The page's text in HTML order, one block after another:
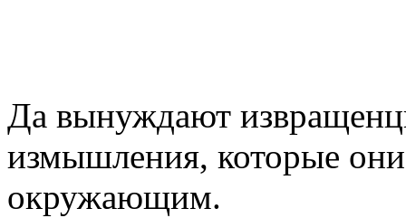
Да вынуждают
измышления, которые
окружающим.